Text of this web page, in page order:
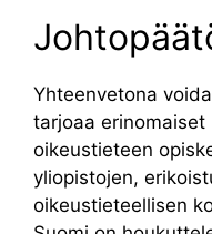
Yhteenvetona
tarjoaa
oikeustieteen
yliopistojen,
oikeustieteellisen